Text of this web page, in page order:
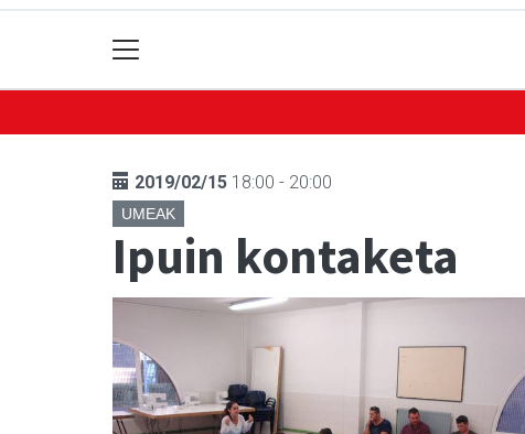
2019/02/15 18:00 - 20:00
UMEAK
Ipuin kontaketa